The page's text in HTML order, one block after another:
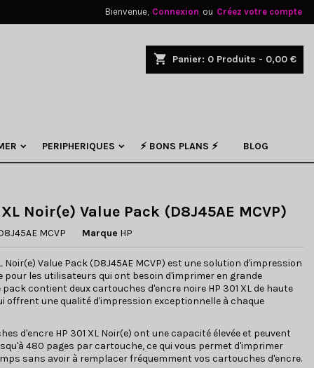
Bienvenue, Connexion ou Créez votre compte
shopping_cart Panier: 0 Produits - 0,00 €
PERIPHERIQUES ⚡ BONS PLANS ⚡ BLOG
XL Noir(e) Value Pack (D8J45AE MCVP)
MCVP Marque HP
Noir(e) Value Pack (D8J45AE MCVP) est une solution d'impression
pour les utilisateurs qui ont besoin d'imprimer en grande
pack contient deux cartouches d'encre noire HP 301 XL de haute
offrent une qualité d'impression exceptionnelle à chaque
d'encre HP 301 XL Noir(e) ont une capacité élevée et peuvent
480 pages par cartouche, ce qui vous permet d'imprimer
sans avoir à remplacer fréquemment vos cartouches d'encre.